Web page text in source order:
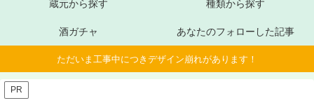
蔵元から探す 種類から探す
酒ガチャ あなたのフォローした記事
ただいま工事中につきデザイン崩れがあります！
PR